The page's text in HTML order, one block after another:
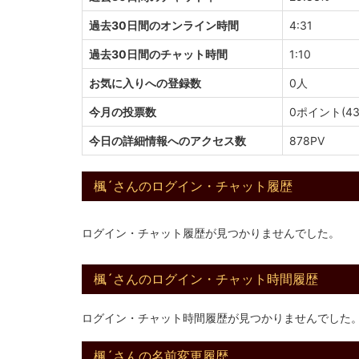
過去30日間のオンライン時間 4:31
過去30日間のチャット時間 1:10
お気に入りへの登録数 0人
今月の投票数 0ポイント
今日の詳細情報へのアクセス数 878PV
楓´さんのログイン・チャット履歴
ログイン・チャット履歴が見つかりませんでした。
楓´さんのログイン・チャット時間履歴
ログイン・チャット時間履歴が見つかりませんでした
楓´さんの名前変更履歴